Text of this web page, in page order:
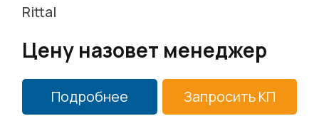
Rittal
Цену назовет менеджер
Подробнее Запросить КП